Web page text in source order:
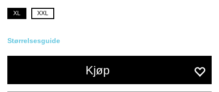
XL XXL
Størrelsesguide
Kjøp